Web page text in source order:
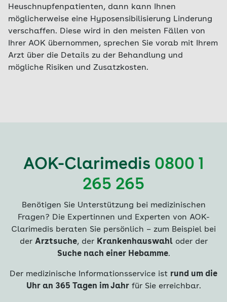
Heuschnupfenpatienten, dann kann Ihnen
möglicherweise eine Hyposensibilisierung Linderung
verschaffen. Diese wird in den meisten Fällen von
Ihrer AOK übernommen, sprechen Sie vorab mit Ihrem
Arzt über die Details zu der Behandlung und
mögliche Risiken und Zusatzkosten.
AOK-Clarimedis 0800 1
265 265
Benötigen Sie Unterstützung bei medizinischen
Fragen? Die Expertinnen und Experten von AOK-
Clarimedis beraten Sie persönlich – zum Beispiel bei
der Arztsuche, der Krankenhauswahloder der
Suche nach einer Hebamme.
Der medizinische Informationsservice ist rund um die
Uhr an 365 Tagen im Jahrfür Sie erreichbar.